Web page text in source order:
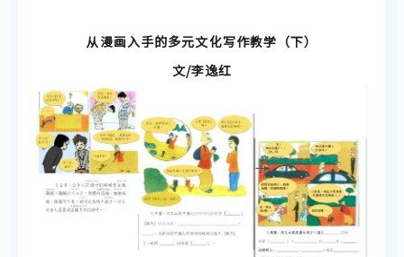
聆听教学资源
说话教学资源
从漫画入手的多元文化写作教学（下）
文/李逸红